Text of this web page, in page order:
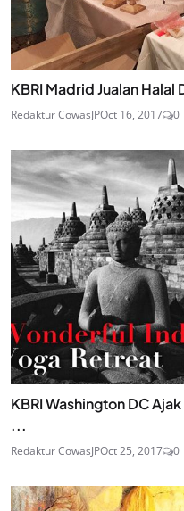
KBRI Madrid Jualan
Redaktur CowasJPOct 16, 2017 0
KBRI Washington DC
...
Redaktur CowasJPOct 25, 2017 0